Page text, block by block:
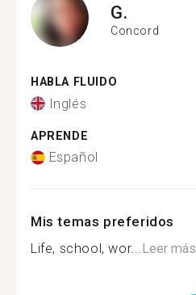
G.
Concord
HABLA FLUIDO
Inglés
APRENDE
Español
Mis temas preferidos
Life, school, wor...Leer más